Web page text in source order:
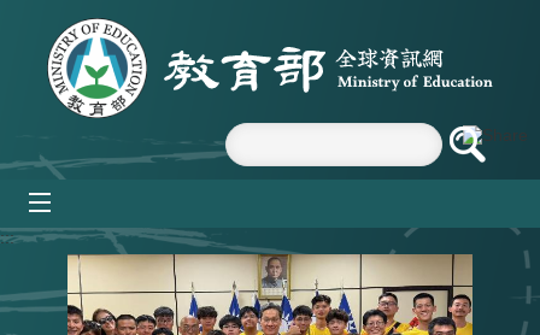
跳到主要內容區塊
:::